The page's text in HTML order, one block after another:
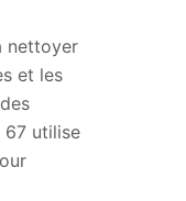
nettoyer
et les
67 utilise